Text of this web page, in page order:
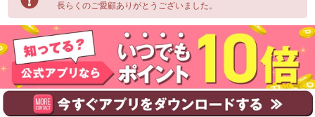
長らくのご愛顧ありがとうございました。